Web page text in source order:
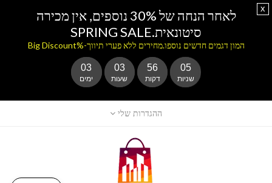
ההגדרות שלי
לאחר הנחה של 30% נוספים, אין מכירה
סיטונאית.SPRING SALE
המון דגמים חדשים נוספו.מחירים ללא פערי תיווך-%Big Discount
03
ימים
03
שעות
56
דקות
05
שניות
x